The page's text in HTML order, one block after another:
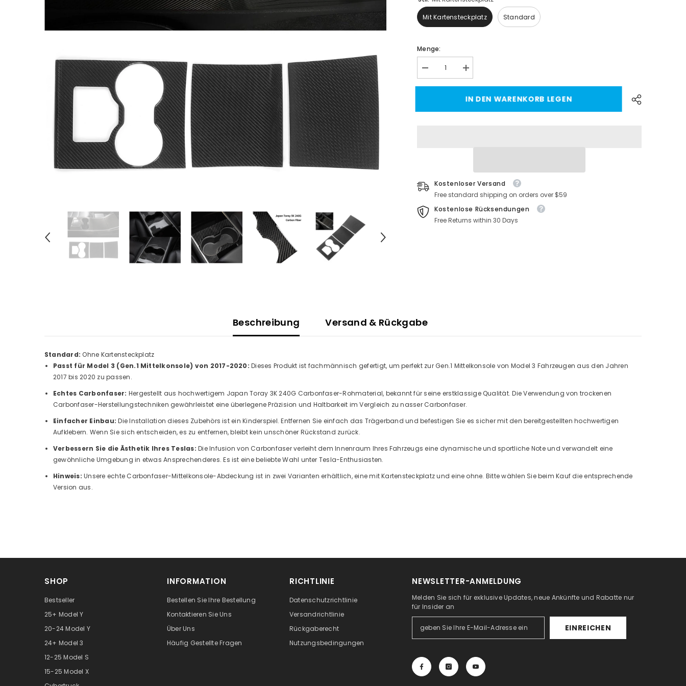
Mit Kartensteckplatz Standard
Menge:
verringern
für
(2017-
2020)
Menge
erhöhen
für
Carbon
(2017-
2020)
IN DEN WARENKORB LEGEN
Kostenloser Versand
Free standard shipping on orders over $59
Kostenlose Rücksendungen
Free Returns within 30 Days
Beschreibung Versand & Rückgabe
Standard: Ohne Kartensteckplatz
Passt für Model 3 (Gen.1 Mittelkonsole) von 2017-2020:Dieses Produkt ist fachmännisch gefertigt, um perfekt zur Gen.1 Mittelkonsole von Model 3 Fahrzeugen aus den Jahren
2017 bis 2020 zu passen.
Echtes Carbonfaser: Hergestellt aus hochwertigem Japan Toray 3K 240G Carbonfaser-Rohmaterial, bekannt für seine erstklassige Qualität. Die Verwendung von trockenen
Carbonfaser-Herstellungstechniken gewährleistet eine überlegene Präzision und Haltbarkeit im Vergleich zu nasser Carbonfaser.
Einfacher Einbau: Die Installation dieses Zubehörs ist ein Kinderspiel. Entfernen Sie einfach das Trägerband und befestigen Sie es sicher mit den bereitgestellten hochwertigen
Aufklebern. Wenn Sie sich entscheiden, es zu entfernen, bleibt kein unschöner Rückstand zurück.
Verbessern Sie die Ästhetik Ihres Teslas:Die Infusion von Carbonfaser verleiht dem Innenraum Ihres Fahrzeugs eine dynamische und sportliche Note und verwandelt eine
gewöhnliche Umgebung in etwas Ansprechenderes. Es ist eine beliebte Wahl unter Tesla-Enthusiasten.
Hinweis:Unsere echte Carbonfaser-Mittelkonsole-Abdeckung ist in zwei Varianten erhältlich, eine mit Kartensteckplatz und eine ohne. Bitte wählen Sie beim Kauf die entsprechende
Version aus.
SHOP
Bestseller
25+ Model Y
20-24 Model Y
24+ Model 3
12-25 Model S
15-25 Model X
INFORMATION
Bestellen Sie Ihre Bestellung
Kontaktieren Sie Uns
Über Uns
Häufig Gestellte Fragen
RICHTLINIE
Datenschutzrichtlinie
Versandrichtlinie
Rückgaberecht
Nutzungsbedingungen
NEWSLETTER-ANMELDUNG
Melden Sie sich für exklusive Updates, neue Ankünfte und Rabatte nur
für Insider an
EINREICHEN